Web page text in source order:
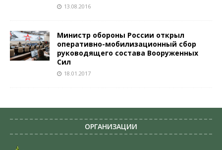
13.08.2016
Министр обороны России открыл
оперативно-мобилизационный сбор
руководящего состава Вооруженных
Сил
18.01.2017
ОРГАНИЗАЦИИ